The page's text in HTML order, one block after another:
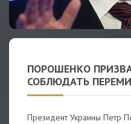
ПОРОШЕНКО
СОБЛЮДАТЬ
Президент Украины Петр